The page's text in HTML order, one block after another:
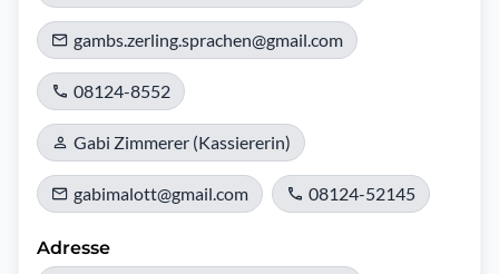
gambs.zerling.sprachen@gmail.com
08124-8552
Gabi Zimmerer (Kassiererin)
gabimalott@gmail.com 08124-52145
Adresse